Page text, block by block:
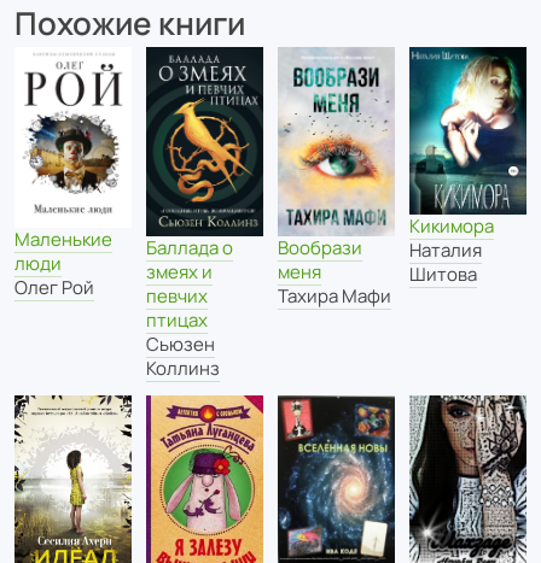
Похожие книги
Маленькие
люди
Олег Рой
Баллада о
змеях и
певчих
птицах
Сьюзен
Коллинз
Вообрази
меня
Тахира Мафи
Кикимора
Наталия
Шитова